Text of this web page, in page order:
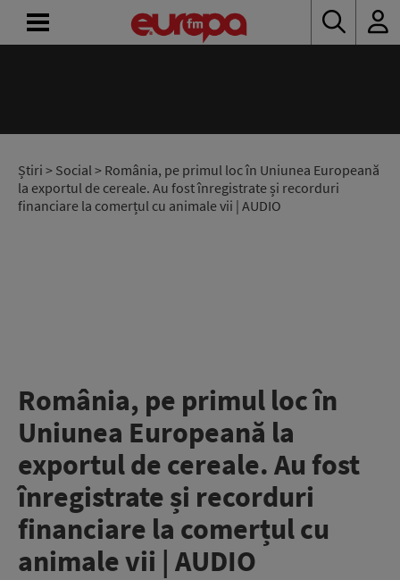
Știri > Social> România, pe primul loc în Uniunea Europeană
la exportul de cereale. Au fost înregistrate și recorduri
financiare la comerțul cu animale vii | AUDIO
România, pe primul loc în
Uniunea Europeană la
exportul de cereale. Au fost
înregistrate și recorduri
financiare la comerțul cu
animale vii | AUDIO
RADIO
CONCURSURI